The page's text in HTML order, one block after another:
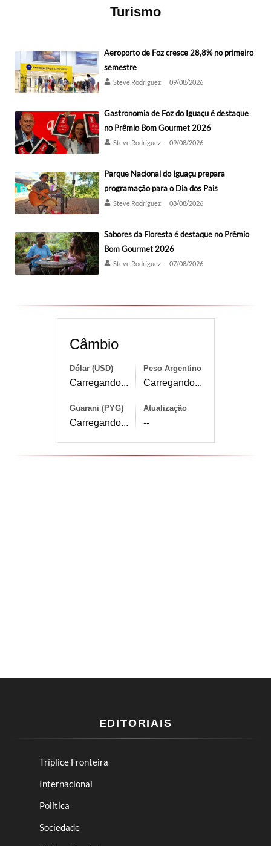
Turismo
Aeroporto de Foz cresce 28,8% no primeiro
semestre
Steve Rodríguez 09/08/2026
Gastronomia de Foz do Iguaçu é destaque
no Prêmio Bom Gourmet 2026
Steve Rodríguez 09/08/2026
Parque Nacional do Iguaçu prepara
programação para o Dia dos Pais
Steve Rodríguez 08/08/2026
Sabores da Floresta é destaque no Prêmio
Bom Gourmet 2026
Steve Rodríguez 07/08/2026
Câmbio
Dólar (USD)
Carregando...
Peso Argentino
Carregando...
Guarani (PYG)
Carregando...
Atualização
--
EDITORIAIS
Tríplice Fronteira
Internacional
Política
Sociedade